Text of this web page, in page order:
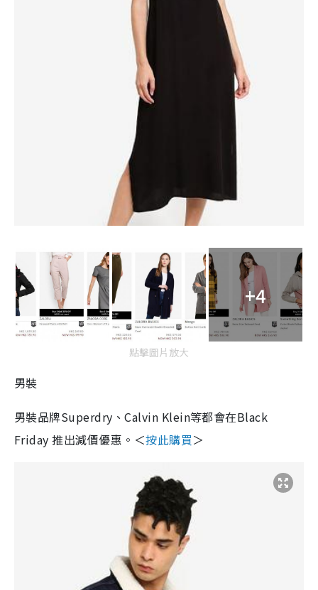
+4
點擊圖片放大
男裝
男裝品牌Superdry、Calvin Klein等都會在Black
Friday 推出減價優惠。＜按此購買＞